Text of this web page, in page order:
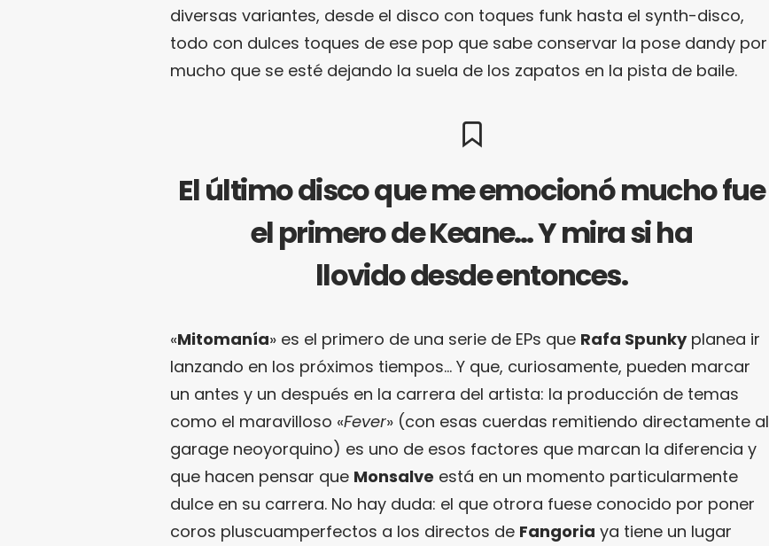
diversas variantes, desde el disco con toques funk hasta el synth-disco,
todo con dulces toques de ese pop que sabe conservar la pose dandy por
mucho que se esté dejando la suela de los zapatos en la pista de baile.
El último disco que me emocionó mucho fue
el primero de Keane… Y mira si ha
llovido desde entonces.
«Mitomanía» es el primero de una serie de EPs que Rafa Spunkyplanea ir
lanzando en los próximos tiempos… Y que, curiosamente, pueden marcar
un antes y un después en la carrera del artista: la producción de temas
como el maravilloso «Fever» (con esas cuerdas remitiendo directamente al
garage neoyorquino) es uno de esos factores que marcan la diferencia y
que hacen pensar que Monsalve está en un momento particularmente
dulce en su carrera. No hay duda: el que otrora fuese conocido por poner
coros pluscuamperfectos a los directos de Fangoria ya tiene un lugar